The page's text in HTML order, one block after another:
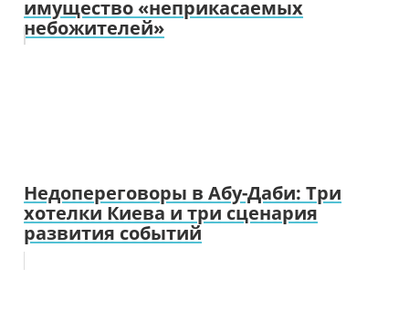
имущество «неприкасаемых
небожителей»
Недопереговоры в Абу-Даби: Три
хотелки Киева и три сценария
развития событий